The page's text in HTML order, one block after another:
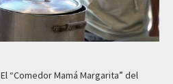
El “Comedor Mamá Margarita” del